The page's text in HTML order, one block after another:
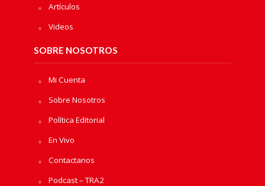
Artículos
Videos
SOBRE NOSOTROS
Mi Cuenta
Sobre Nosotros
Política Editorial
En Vivo
Contactanos
Podcast – TRA2